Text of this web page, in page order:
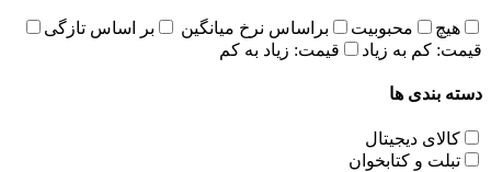
هیچ محبوبیت براساس نرخ میانگین
بر اساس تازگی
قیمت: کم به زیاد
قیمت: زیاد به کم
دسته بندی ها
کالای دیجیتال
تبلت و کتابخوان